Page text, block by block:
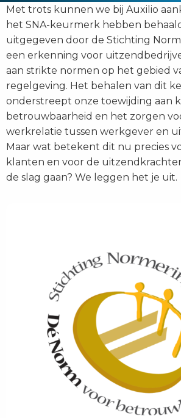
Met trots kunnen we bij Auxilio
het SNA-keurmerk hebben
uitgegeven door de Stichting
een erkenning voor
aan strikte normen op het gebied
regelgeving. Het behalen van dit
onderstreept onze toewijding aan
betrouwbaarheid en het zorgen
werkrelatie tussen werkgever en
Maar wat betekent dit nu precies
klanten en voor de
de slag gaan? We leggen het je uit.